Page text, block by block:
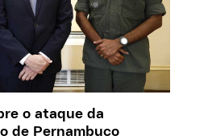
o ataque da
de Pernambuco